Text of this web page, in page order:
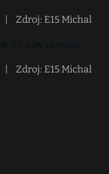
Zdroj: E15 Michal
Zdroj: E15 Michal